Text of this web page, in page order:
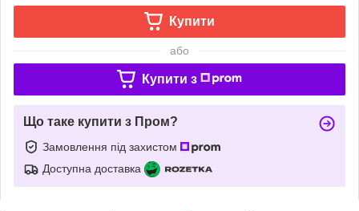
Купити
або
Купити з
Що таке купити з Пром?
Замовлення під захистом
Доступна доставка